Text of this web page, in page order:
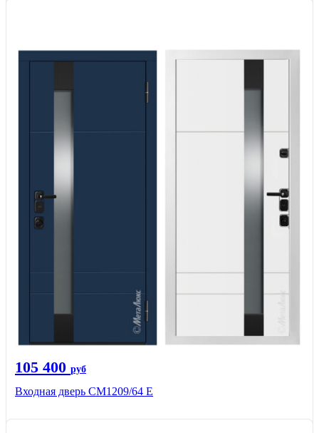
105 400 руб
Входная дверь CМ1209/64 Е